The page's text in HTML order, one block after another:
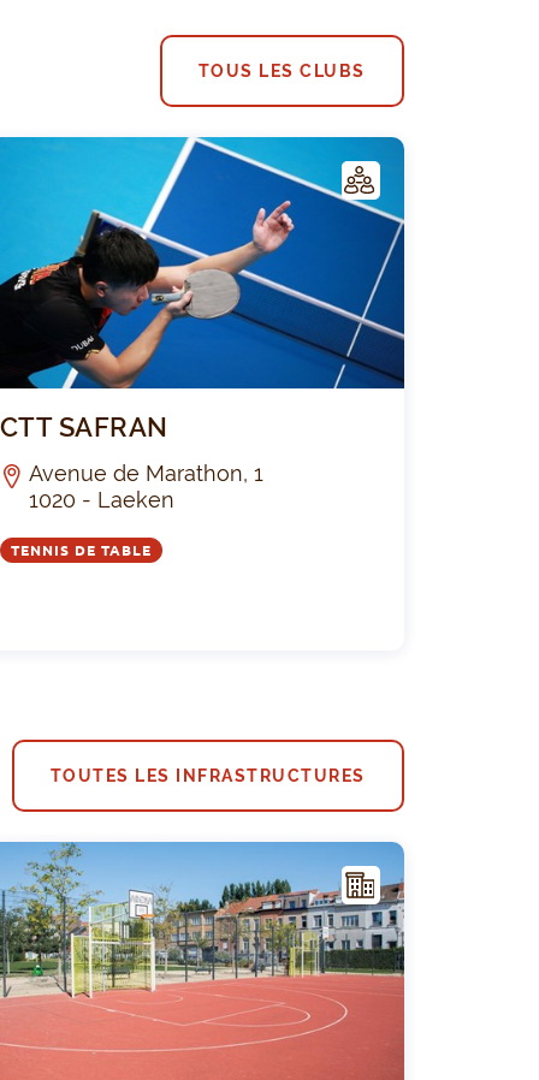
TOUS LES CLUBS
LUB
CTT SAFRAN
Avenue de Marathon, 1
1020 - Laeken
TENNIS DE TABLE
TOUTES LES INFRASTRUCTURES
I
NFR
AST
TUR